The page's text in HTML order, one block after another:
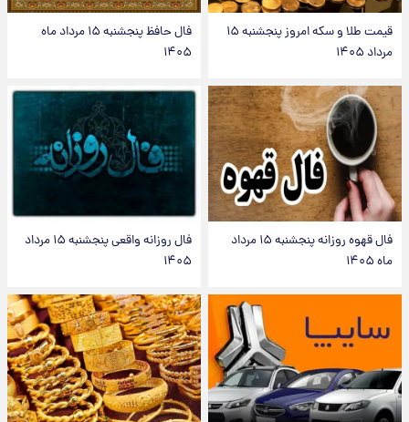
قیمت طلا و سکه امروز پنجشنبه ۱۵
مرداد ۱۴۰۵
فال حافظ پنجشنبه ۱۵ مرداد ماه
۱۴۰۵
فال قهوه روزانه پنجشنبه ۱۵ مرداد
ماه ۱۴۰۵
فال روزانه واقعی پنجشنبه ۱۵ مرداد
۱۴۰۵